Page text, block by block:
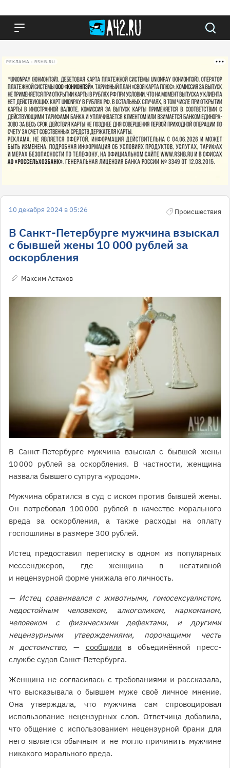
РЕКЛАМА • RSHB.RU
10 декабря 2024 в 05:26 Происшествия
В Санкт-Петербурге мужчина взыскал
с бывшей жены 10 000 рублей за
оскорбления
Максим Астахов
В Санкт-Петербурге мужчина взыскал с бывшей жены
10 000 рублей за оскорбления. В частности, женщина
назвала бывшего супруга «уродом».
Мужчина обратился в суд с иском против бывшей жены.
Он потребовал 100 000 рублей в качестве морального
вреда за оскорбления, а также расходы на оплату
госпошлины в размере 300 рублей.
Истец предоставил переписку в одном из популярных
мессенджеров, где женщина в негативной
и нецензурной форме унижала его личность.
— Истец сравнивался с животными, гомосексуалистом,
недостойным человеком, алкоголиком, наркоманом,
человеком с физическими дефектами, и другими
нецензурными утверждениями, порочащими честь
и достоинство, — сообщили в объединённой пресс-
службе судов Санкт-Петербурга.
Женщина не согласилась с требованиями и рассказала,
что высказывала о бывшем муже своё личное мнение.
Она утверждала, что мужчина сам спровоцировал
использование нецензурных слов. Ответчица добавила,
что общение с использованием нецензурной брани для
него является обычным и не могло причинить мужчине
никакого морального вреда.